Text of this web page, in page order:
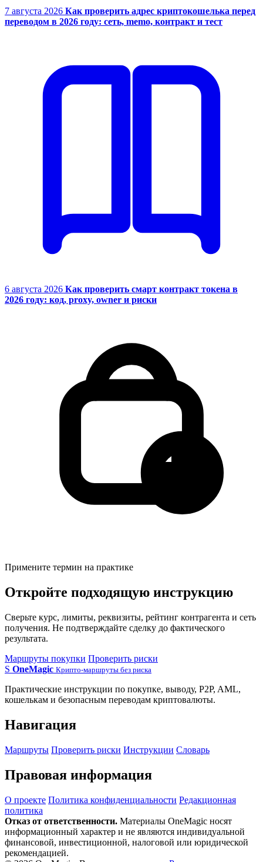
7 августа 2026 Как проверить адрес криптокошелька перед
переводом в 2026 году: сеть, memo, контракт и тест
6 августа 2026 Как проверить смарт контракт токена в
2026 году: код, proxy, owner и риски
Примените термин на практике
Откройте подходящую инструкцию
Сверьте курс, лимиты, реквизиты, рейтинг контрагента и сеть
получения. Не подтверждайте сделку до фактического
результата.
Маршруты покупки Проверить риски
S OneMagic Крипто-маршруты без риска
Практические инструкции по покупке, выводу, P2P, AML,
кошелькам и безопасным переводам криптовалюты.
Навигация
Маршруты Проверить риски Инструкции Словарь
Правовая информация
О проекте Политика конфиденциальности Редакционная
политика
Отказ от ответственности. Материалы OneMagic носят
информационный характер и не являются индивидуальной
финансовой, инвестиционной, налоговой или юридической
рекомендацией.